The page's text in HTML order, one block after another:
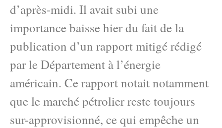
d’après-midi. Il avait subi une
importance baisse hier du fait de la
publication d’un rapport mitigé rédigé
par le Département à l’énergie
américain. Ce rapport notait notamment
que le marché pétrolier reste toujours
sur-approvisionné, ce qui empêche un